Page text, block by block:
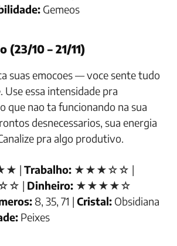
Gemeos
(23/10 – 21/11)
suas emocoes — voce sente tudo
Use essa intensidade pra
que nao ta funcionando na sua
desnecessarios, sua energia
pra algo produtivo.
| Trabalho: ★★★☆☆ |
| Dinheiro: ★★★★☆
8, 35, 71 | Cristal: Obsidiana
Peixes